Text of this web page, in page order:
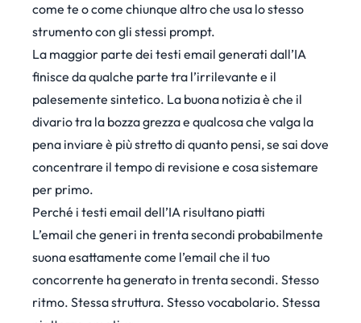
come te o come chiunque altro che usa lo stesso
strumento con gli stessi prompt.
La maggior parte dei testi email generati dall’IA
finisce da qualche parte tra l’irrilevante e il
palesemente sintetico. La buona notizia è che il
divario tra la bozza grezza e qualcosa che valga la
pena inviare è più stretto di quanto pensi, se sai dove
concentrare il tempo di revisione e cosa sistemare
per primo.
Perché i testi email dell’IA risultano piatti
L’email che generi in trenta secondi probabilmente
suona esattamente come l’email che il tuo
concorrente ha generato in trenta secondi. Stesso
ritmo. Stessa struttura. Stesso vocabolario. Stessa